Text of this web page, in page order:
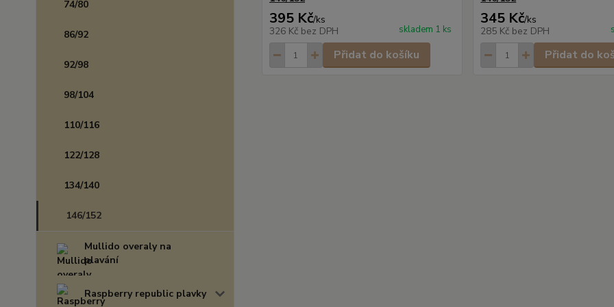
74/80
86/92
92/98
98/104
110/116
122/128
134/140
146/152
Mullido overaly na
plavání
Raspberry republic plavky
395 Kč/ks
326 Kč bez DPH skladem 1 ks
Přidat do košíku
345 Kč/ks
285 Kč bez DPH
Přidat do